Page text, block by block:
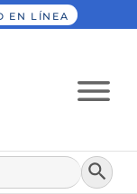
EN LÍNEA
Botón